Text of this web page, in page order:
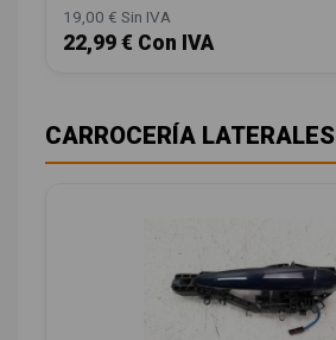
19,00 € Sin IVA
22,99 € Con IVA
CARROCERÍA LATERALES